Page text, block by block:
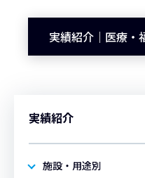
実績紹介｜医療・
実績紹介
施設・用途別